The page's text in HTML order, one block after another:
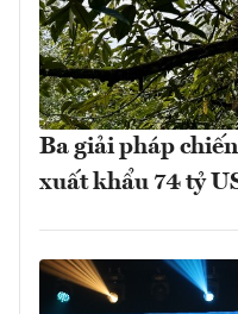
Ba giải pháp
xuất khẩu 74 tỷ